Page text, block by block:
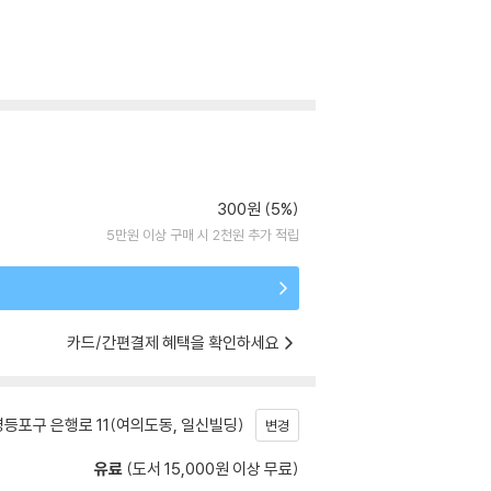
300원 (5%)
5만원 이상 구매 시 2천원 추가 적립
카드/간편결제 혜택을 확인하세요
포구 은행로 11(여의도동, 일신빌딩) 변경
유료 (도서 15,000원 이상 무료)